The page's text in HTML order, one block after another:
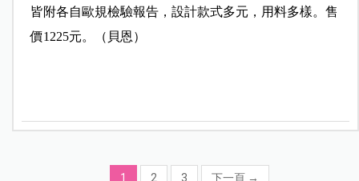
皆附各自歐規檢驗報告，設計款式多元，用料多樣。售
價1225元。（貝恩）
1 2 3 下一頁 →